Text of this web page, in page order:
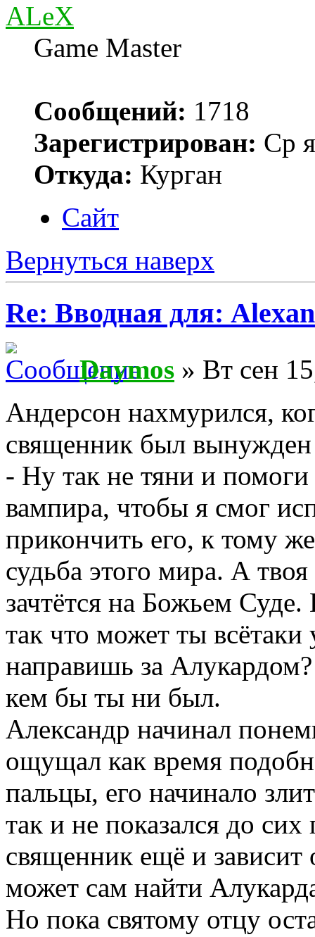
ALeX
Game Master
Сообщений: 1718
Зарегистрирован: Ср
Откуда: Курган
Сайт
Вернуться наверх
Re: Вводная для:
Daymos » Вт сен
Андерсон нахмурился,
священник был вынужден
- Ну так не тяни и
вампира, чтобы я смог
прикончить его, к тому
судьба этого мира. А
зачтётся на Божьем
так что может ты
направишь за
кем бы ты ни был.
Александр начинал
ощущал как время
пальцы, его начинало
так и не показался до
священник ещё и зависит
может сам найти
Но пока святому отцу